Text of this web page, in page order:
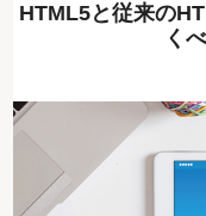
HTML5と従来の
く